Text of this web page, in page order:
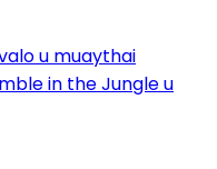
u muaythai
in the Jungle u